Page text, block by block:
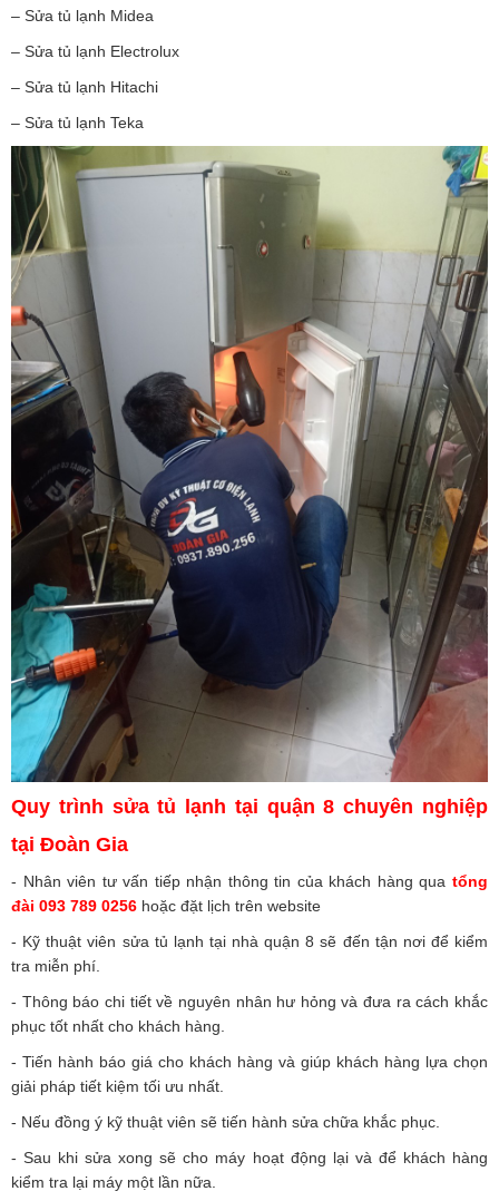
– Sửa tủ lạnh Midea
– Sửa tủ lạnh Electrolux
– Sửa tủ lạnh Hitachi
– Sửa tủ lạnh Teka
Quy trình sửa tủ lạnh tại quận 8 chuyên nghiệp
tại Đoàn Gia
- Nhân viên tư vấn tiếp nhận thông tin của khách hàng qua tổng
đài 093 789 0256 hoặc đặt lịch trên website
- Kỹ thuật viên sửa tủ lạnh tại nhà quận 8 sẽ đến tận nơi để kiểm
tra miễn phí.
- Thông báo chi tiết về nguyên nhân hư hỏng và đưa ra cách khắc
phục tốt nhất cho khách hàng.
- Tiến hành báo giá cho khách hàng và giúp khách hàng lựa chọn
giải pháp tiết kiệm tối ưu nhất.
- Nếu đồng ý kỹ thuật viên sẽ tiến hành sửa chữa khắc phục.
- Sau khi sửa xong sẽ cho máy hoạt động lại và để khách hàng
kiểm tra lại máy một lần nữa.